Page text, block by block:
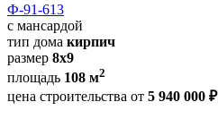
Ф-91-613
с мансардой
тип дома кирпич
размер 8x9
площадь 108 м2
цена строительства от 5 940 000 ₽